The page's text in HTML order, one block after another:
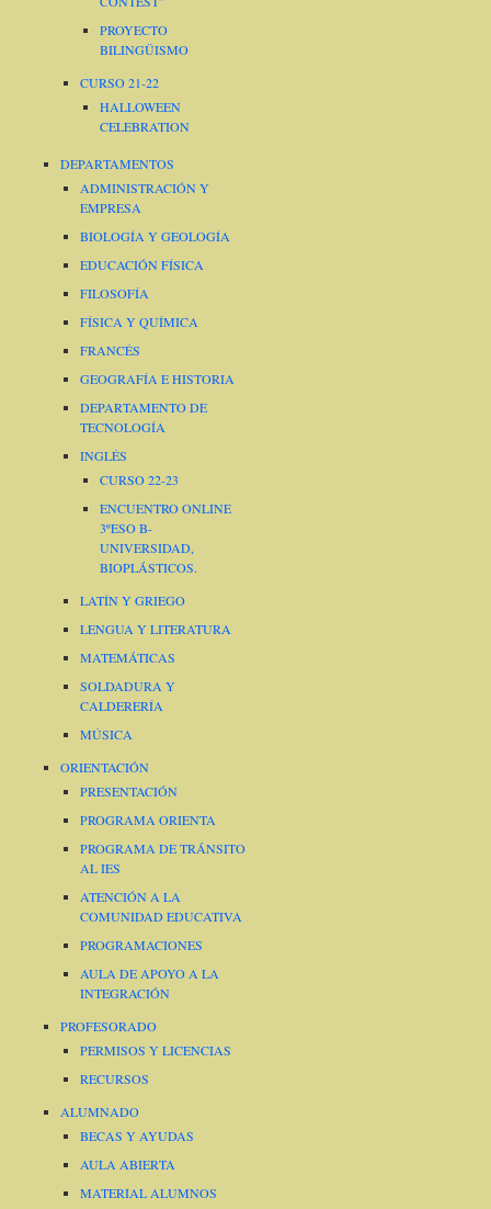
PROYECTO
BILINGÜISMO
CURSO 21-22
HALLOWEEN
CELEBRATION
DEPARTAMENTOS
ADMINISTRACIÓN Y
EMPRESA
BIOLOGÍA Y GEOLOGÍA
EDUCACIÓN FÍSICA
FILOSOFÍA
FÍSICA Y QUÍMICA
FRANCÉS
GEOGRAFÍA E HISTORIA
DEPARTAMENTO DE
TECNOLOGÍA
INGLÉS
CURSO 22-23
ENCUENTRO ONLINE
3ºESO B-
UNIVERSIDAD,
BIOPLÁSTICOS.
LATÍN Y GRIEGO
LENGUA Y LITERATURA
MATEMÁTICAS
SOLDADURA Y
CALDERERÍA
MÚSICA
ORIENTACIÓN
PRESENTACIÓN
PROGRAMA ORIENTA
PROGRAMA DE TRÁNSITO
AL IES
ATENCIÓN A LA
COMUNIDAD EDUCATIVA
PROGRAMACIONES
AULA DE APOYO A LA
INTEGRACIÓN
PROFESORADO
PERMISOS Y LICENCIAS
RECURSOS
ALUMNADO
BECAS Y AYUDAS
AULA ABIERTA
MATERIAL ALUMNOS